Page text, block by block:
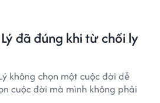
đã đúng khi từ chối ly
không chọn một cuộc đời dễ
cuộc đời mà mình không phải